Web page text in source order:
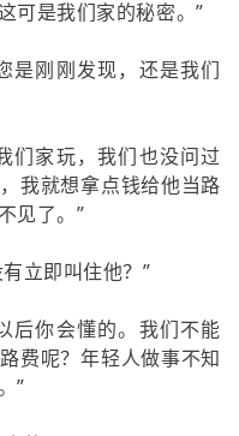
可是我们家的秘密。”
是刚刚发现，还是我们
们家玩，我们也没问过
我就想拿点钱给他当路
见了。”
立即叫住他？”
后你会懂的。我们不能
费呢？年轻人做事不知
”